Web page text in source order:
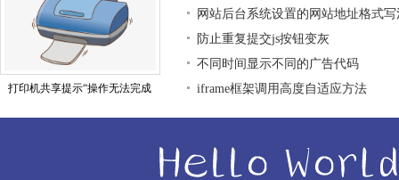
打印机共享提示“操作无法完成
网站后台系统设置的网站地址格式写
防止重复提交js按钮变灰
不同时间显示不同的广告代码
iframe框架调用高度自适应方法